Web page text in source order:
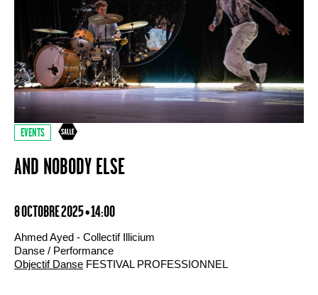
EVENTS
AND NOBODY ELSE
8 OCTOBRE 2025 • 14:00
Ahmed Ayed - Collectif Illicium
Danse / Performance
Objectif Danse FESTIVAL PROFESSIONNEL